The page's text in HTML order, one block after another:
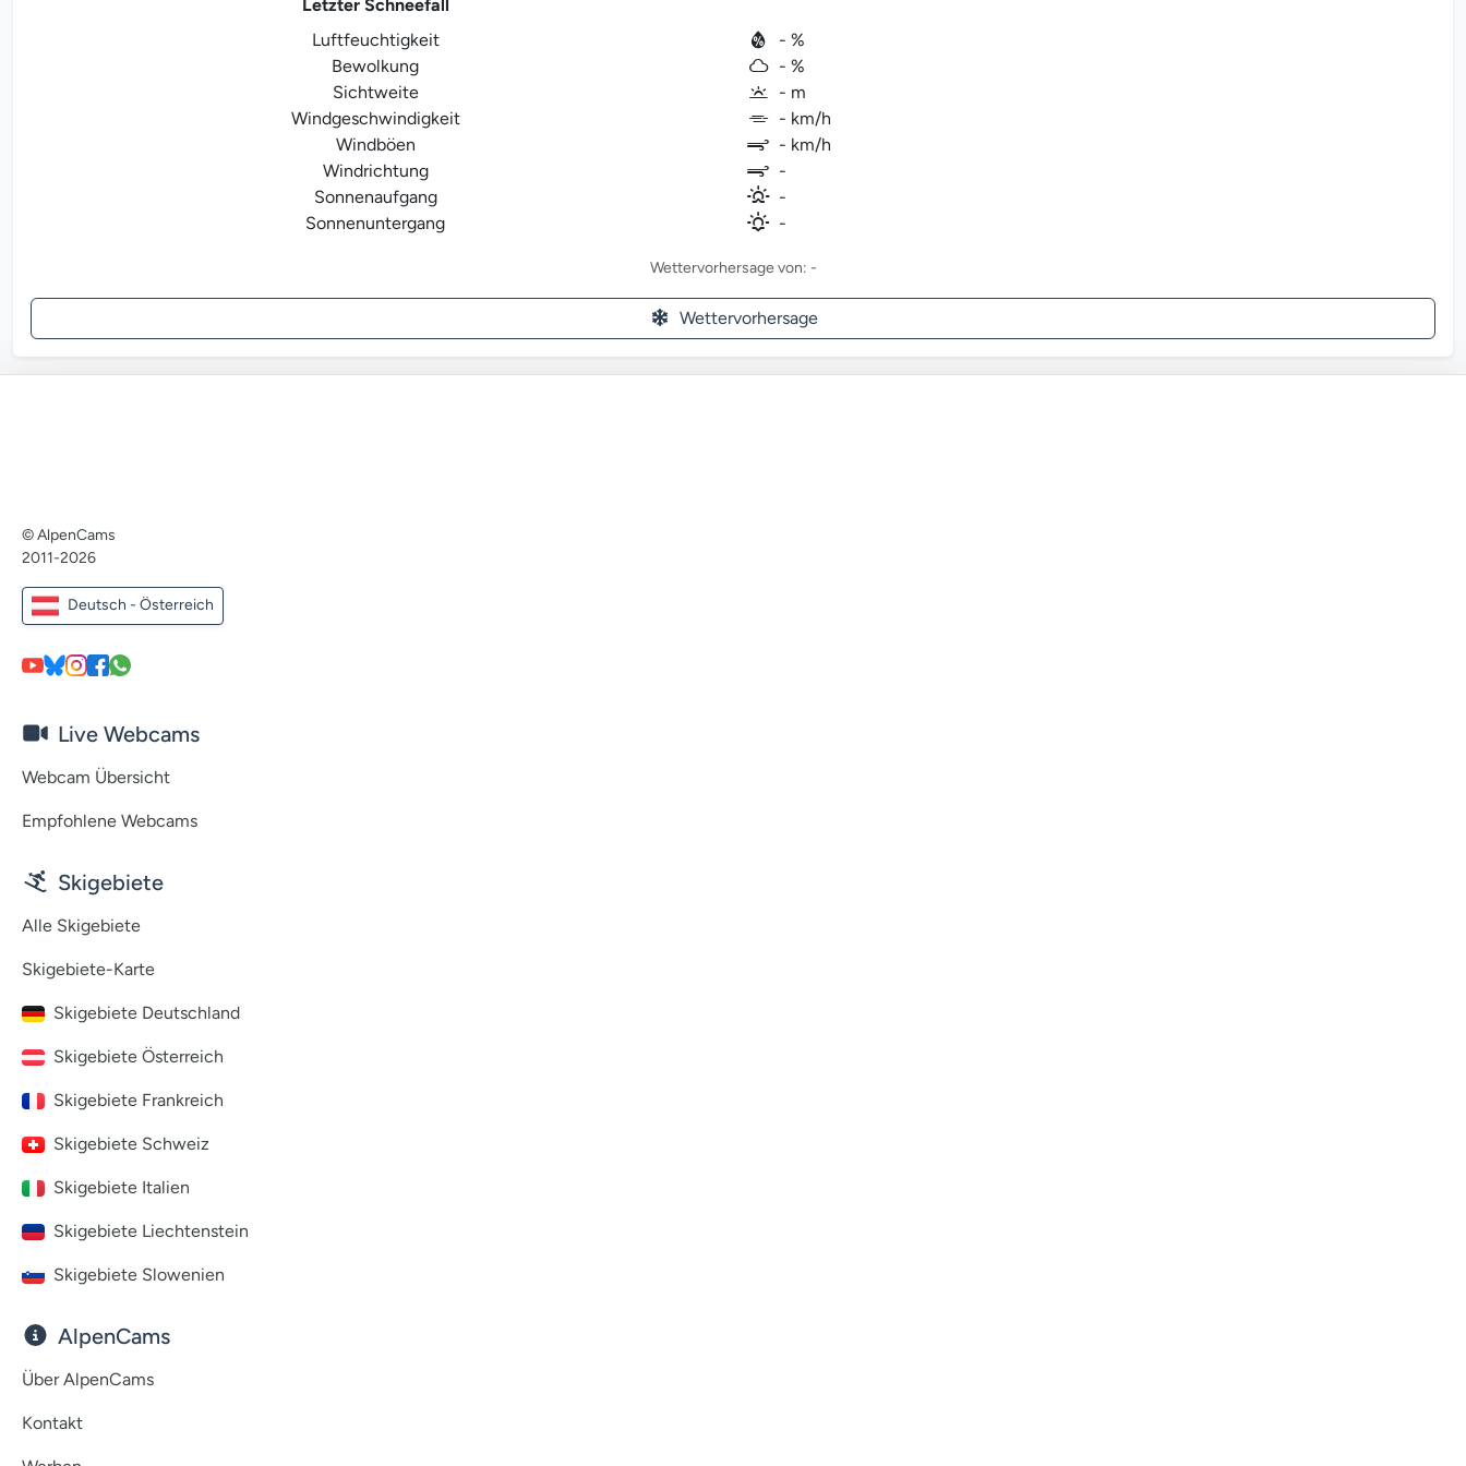
Letzter Schneefall
Luftfeuchtigkeit
- %
Bewolkung
- %
Sichtweite
- m
Windgeschwindigkeit
- km/h
Windböen
- km/h
Windrichtung
-
Sonnenaufgang
-
Sonnenuntergang
-
Wettervorhersage von: -
Wettervorhersage
© AlpenCams
2011-2026
Deutsch - Österreich
Live Webcams
Webcam Übersicht
Empfohlene Webcams
Skigebiete
Alle Skigebiete
Skigebiete-Karte
Skigebiete Deutschland
Skigebiete Österreich
Skigebiete Frankreich
Skigebiete Schweiz
Skigebiete Italien
Skigebiete Liechtenstein
Skigebiete Slowenien
AlpenCams
Über AlpenCams
Kontakt